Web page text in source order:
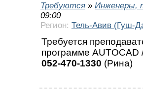
Требуются » Инженеры,
09:00
Регион: Тель-Авив (Гуш-
Требуется
программе
052-470-1330 (Рина)